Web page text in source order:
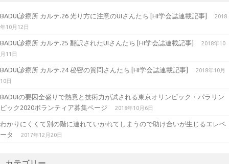
BADUI診療所 カルテ.26 光り方に注意のUIさんたち [HI学会誌連載記事]
2018
年10月12日
BADUI診療所 カルテ.25 翻訳されたUIさんたち [HI学会誌連載記事]
2018年10
月11日
BADUI診療所 カルテ.24 秘密の質問さんたち [HI学会誌連載記事]
2018年10月
10日
BADUIの要因全盛りで熱意と技術力が試される東京オリンピック・パラリン
ピック2020ボランティア募集ページ
2018年10月6日
わかりにくくて別の階に連れていかれてしまうので助け合いが生じるエレベ
ータ
2017年12月20日